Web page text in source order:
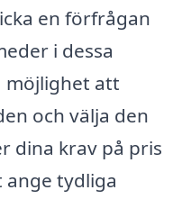
en förfrågan
i dessa
möjlighet att
och välja den
dina krav på pris
ange tydliga